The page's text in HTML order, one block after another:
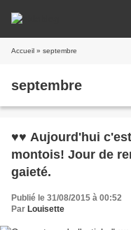
Accueil » septembre
septembre
♥♥ Aujourd'hui c'est la
montois! Jour de
gaieté.
Publié le 31/08/2015 à 00:52
Par Louisette